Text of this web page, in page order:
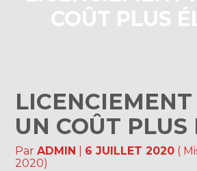
COÛT PLUS
UN COÛT PLUS
ParADMIN 6 JUILLET 2020 (
2020)